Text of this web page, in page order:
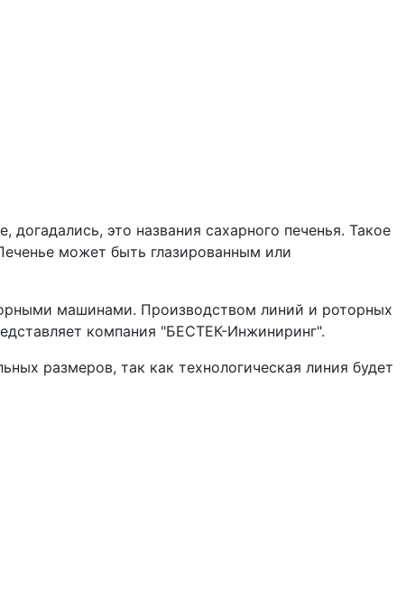
это названия сахарного печенья. Такое
может быть глазированным или
машинами. Производством линий и роторных
компания "БЕСТЕК-Инжиниринг".
размеров, так как технологическая линия будет